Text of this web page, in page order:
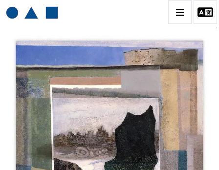
HENRI BAVIERA
BIOGRAPHIE
CATALOGUE DES OEUVRES
TOME 1: PEINTURES ET RELIEFS
TOME 2 : GRAVURES